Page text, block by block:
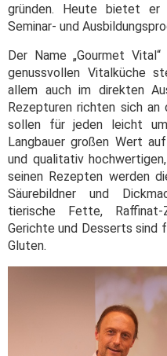
gründen. Heute bietet er
Seminar- und
Der Name „Gourmet
genussvollen Vitalküche
allem auch im direkten
Rezepturen richten sich an
sollen für jeden leicht
Langbauer großen Wert
und qualitativ
seinen Rezepten werden
Säurebildner und
tierische Fette,
Gerichte und Desserts sind
Gluten.